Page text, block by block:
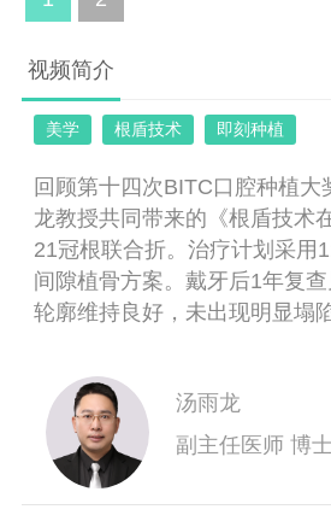
视频简介
美学 根盾技术 即刻种植
回顾第十四次BITC口腔种植
龙教授共同带来的《根盾技术
21冠根联合折。治疗计划采用
间隙植骨方案。戴牙后1年复
轮廓维持良好，未出现明显塌陷
汤雨龙
副主任医师 博